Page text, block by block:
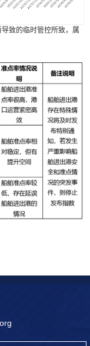
致的临时管控所致，属